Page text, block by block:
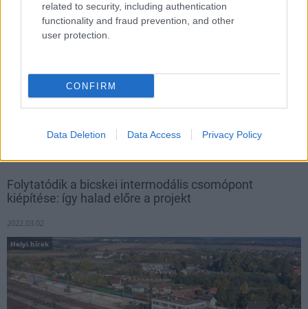
related to security, including authentication
functionality and fraud prevention, and other
user protection.
CONFIRM
Data Deletion Data Access Privacy Policy
A V-Híd kivitelezésében fejlesztik Bicske intermodális
szerint halad.
Folytatódik a bicskei intermodális csomópont
kiépítése: így halad előre a projekt
2022.03.02
Helyi hírek